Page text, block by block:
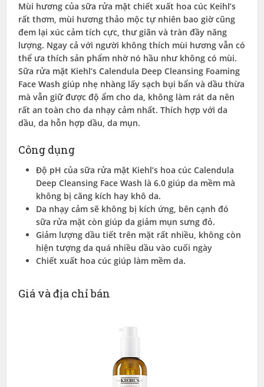
Mùi hương của sữa rửa mặt chiết xuất hoa cúc Keihl’s
rất thơm, mùi hương thảo mộc tự nhiên bao giờ cũng
đem lại xúc cảm tích cực, thư giãn và tràn đầy năng
lượng. Ngay cả với người không thích mùi hương vẫn có
thể ưa thích sản phẩm nhờ nó hầu như không có mùi.
Sữa rửa mặt Kiehl’s Calendula Deep Cleansing Foaming
Face Wash giúp nhẹ nhàng lấy sạch bụi bẩn và dầu thừa
mà vẫn giữ được độ ẩm cho da, không làm rát da nên
rất an toàn cho da nhạy cảm nhất. Thích hợp với da
dầu, da hỗn hợp dầu, da mụn.
Công dụng
Độ pH của sữa rửa mặt Kiehl’s hoa cúc Calendula
Deep Cleansing Face Wash là 6.0 giúp da mềm mà
không bị căng kích hay khô da.
Da nhạy cảm sẽ không bị kích ứng, bên cạnh đó
sữa rửa mặt còn giúp da giảm mụn sưng đỏ.
Giảm lượng dầu tiết trên mặt rất nhiều, không còn
hiện tượng da quá nhiều dầu vào cuối ngày
Chiết xuất hoa cúc giúp làm mềm da.
Giá và địa chỉ bán